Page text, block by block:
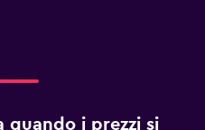
quando i prezzi si